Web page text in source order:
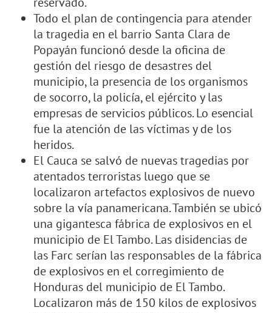
Todo el plan de contingencia para atender
la tragedia en el barrio Santa Clara de
Popayán funcionó desde la oficina de
gestión del riesgo de desastres del
municipio, la presencia de los organismos
de socorro, la policía, el ejército y las
empresas de servicios públicos. Lo esencial
fue la atención de las víctimas y de los
heridos.
El Cauca se salvó de nuevas tragedias por
atentados terroristas luego que se
localizaron artefactos explosivos de nuevo
sobre la vía panamericana. También se ubicó
una gigantesca fábrica de explosivos en el
municipio de El Tambo. Las disidencias de
las Farc serían las responsables de la fábrica
de explosivos en el corregimiento de
Honduras del municipio de El Tambo.
Localizaron más de 150 kilos de explosivos